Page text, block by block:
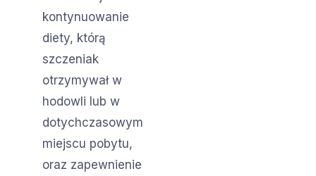
kontynuowanie
diety, którą
szczeniak
otrzymywał w
hodowli lub w
dotychczasowym
miejscu pobytu,
oraz zapewnienie